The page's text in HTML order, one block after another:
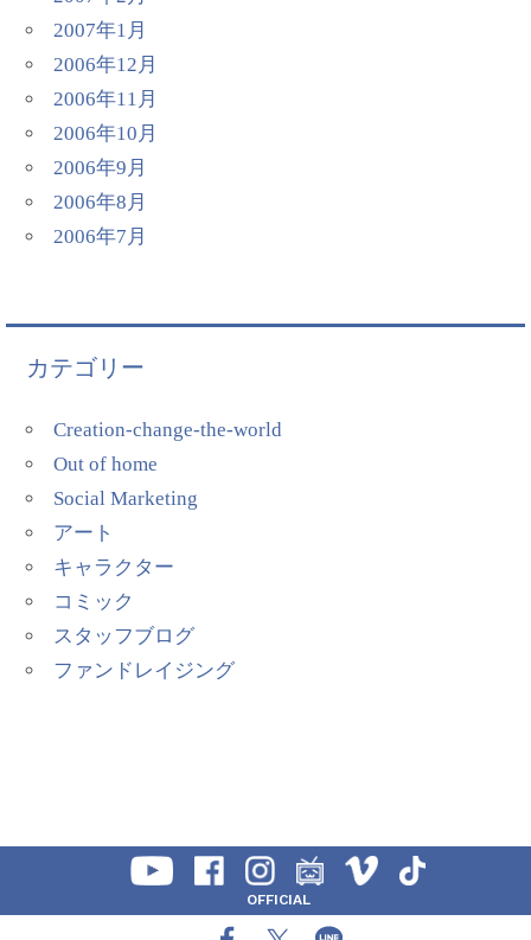
2007年1月
2006年12月
2006年11月
2006年10月
2006年9月
2006年8月
2006年7月
カテゴリー
Creation-change-the-world
Out of home
Social Marketing
アート
キャラクター
コミック
スタッフブログ
ファンドレイジング
OFFICIAL